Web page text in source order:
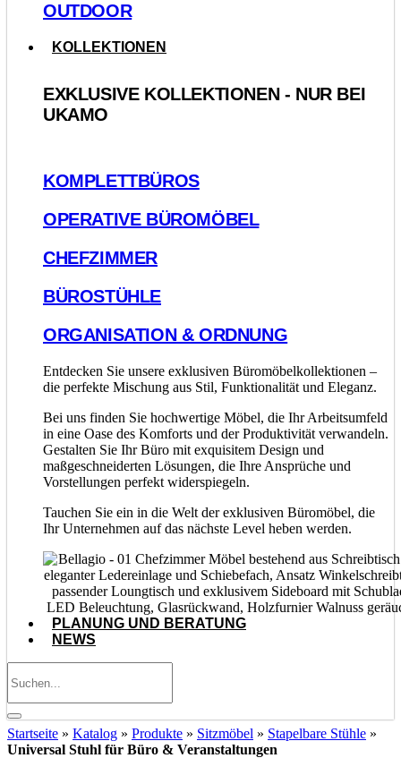
OUTDOOR
KOLLEKTIONEN
EXKLUSIVE KOLLEKTIONEN - NUR BEI
UKAMO
KOMPLETTBÜROS
OPERATIVE BÜROMÖBEL
CHEFZIMMER
BÜROSTÜHLE
ORGANISATION & ORDNUNG
Entdecken Sie unsere exklusiven Büromöbelkollektionen –
die perfekte Mischung aus Stil, Funktionalität und Eleganz.
Bei uns finden Sie hochwertige Möbel, die Ihr Arbeitsumfeld
in eine Oase des Komforts und der Produktivität verwandeln.
Gestalten Sie Ihr Büro mit exquisitem Design und
maßgeschneiderten Lösungen, die Ihre Ansprüche und
Vorstellungen perfekt widerspiegeln.
Tauchen Sie ein in die Welt der exklusiven Büromöbel, die
Ihr Unternehmen auf das nächste Level heben werden.
PLANUNG UND BERATUNG
NEWS
Startseite » Katalog » Produkte » Sitzmöbel » Stapelbare Stühle »
Universal Stuhl für Büro & Veranstaltungen